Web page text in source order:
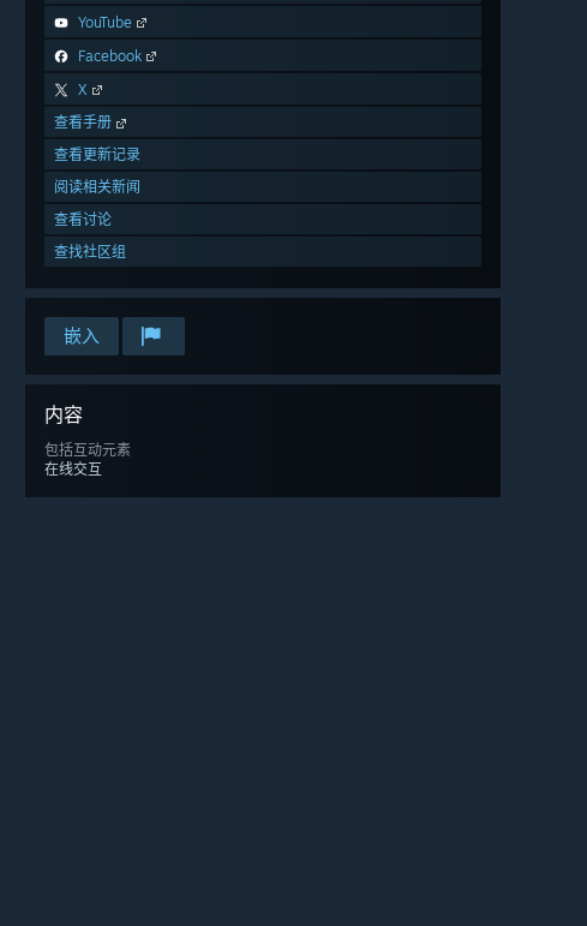
YouTube
Facebook
X
查看手册
查看更新记录
阅读相关新闻
查看讨论
查找社区组
嵌入
内容
包括互动元素
在线交互